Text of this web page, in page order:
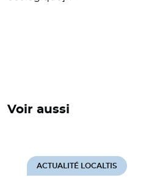
Voir aussi
ACTUALITÉ LOCALTIS